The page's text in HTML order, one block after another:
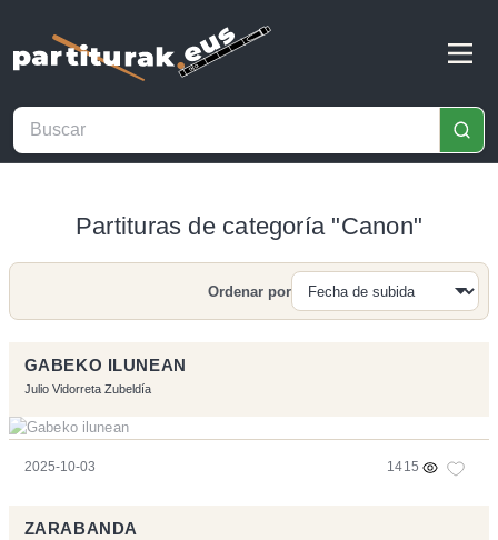
Partituras de categoría "Canon"
Buscar
Ordenar por
GABEKO ILUNEAN
Julio Vidorreta Zubeldía
2025-10-03 1415
ZARABANDA